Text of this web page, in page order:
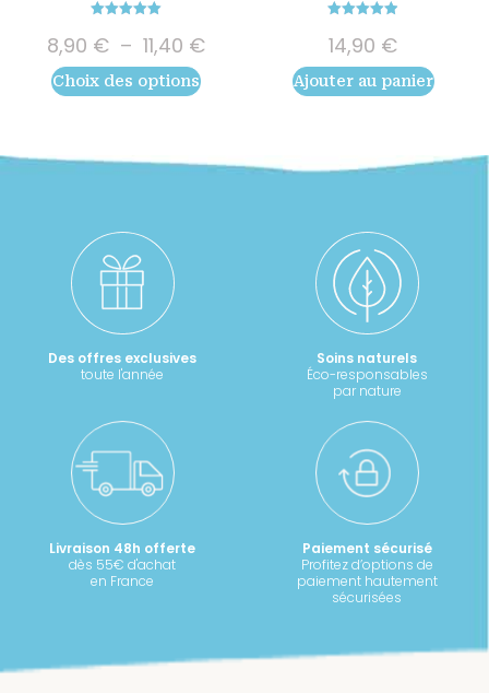
out of 5
8,90 € – 11,40 €Plage
Choix des options
Les
options
peuvent
être
du
produit
out of 5
14,90 €
Ajouter au panier
Des offres exclusives
toute l'année
Soins naturels
Éco-responsables
par nature
Livraison 48h offerte
dès 55€ d'achat
en France
Paiement sécurisé
Profitez d’options de
paiement hautement
sécurisées